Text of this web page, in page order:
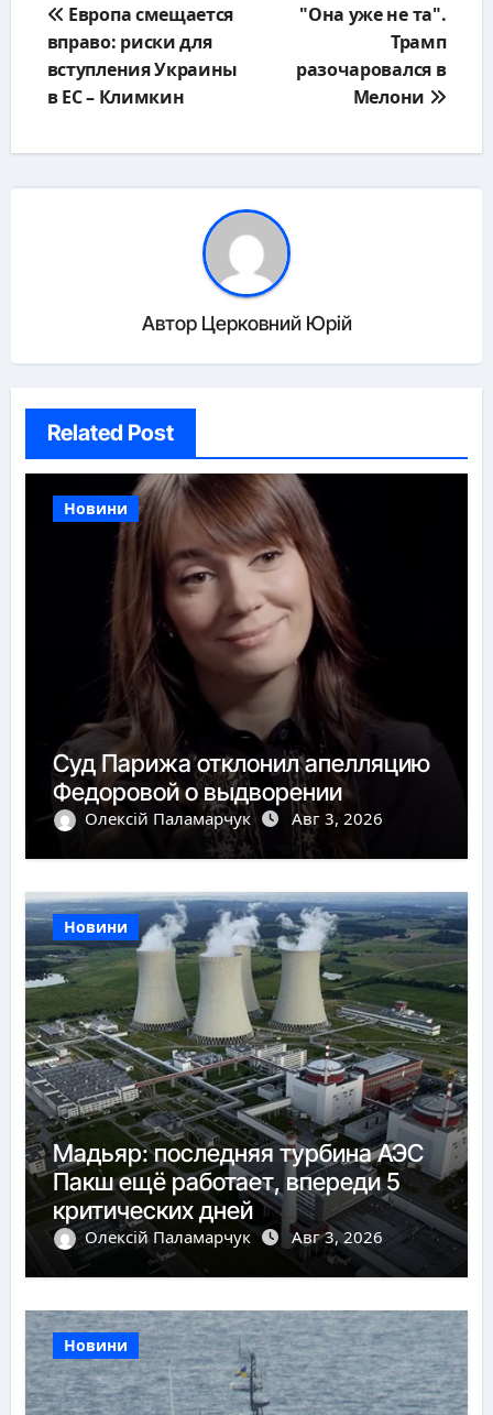
по
записям
Европа смещается
вправо: риски для
вступления Украины
в ЕС – Климкин
"Она уже не та".
Трамп
разочаровался в
Мелони
Автор Церковний Юрій
Related Post
Новини
Суд Парижа отклонил апелляцию
Федоровой о выдворении
Олексій Паламарчук Авг 3, 2026
Новини
Мадьяр: последняя турбина АЭС
Пакш ещё работает, впереди 5
критических дней
Олексій Паламарчук Авг 3, 2026
Новини